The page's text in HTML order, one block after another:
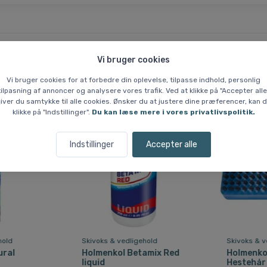
Vi bruger cookies
Vi bruger cookies for at forbedre din oplevelse, tilpasse indhold, personlig
af annoncer og analysere vores trafik. Ved at klikke på "Accepter
du samtykke til alle cookies. Ønsker du at justere dine præferencer, kan
klikke på "Indstillinger". Du kan læse mere i vores privatlivspolitik.
Indstillinger Accepter alle
Skivoks & vedligehold
Holmenkol Betamix Red
liquid
Skivoks &
Hestehår